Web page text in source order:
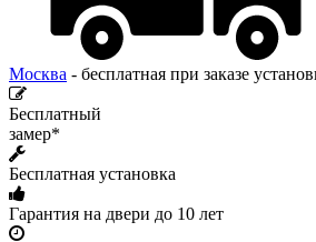
Москва - бесплатная при заказе
Бесплатный
замер*
Бесплатная установка
Гарантия на двери до 10 лет